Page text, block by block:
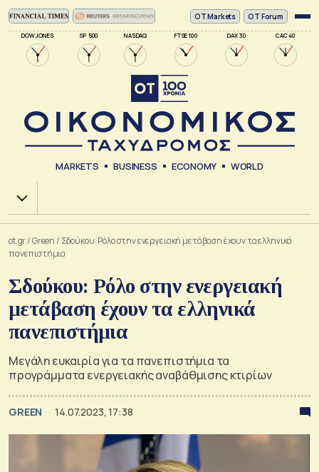
DOW JONES SP 500 NASDAQ FTSE 100 DAX 30 CAC 40
ΟΤ Markets OT Forum
MARKETS BUSINESS ECONOMY WORLD
Χ.Α.
ot.gr/Green / Σδούκου: Ρόλο στην ενεργειακή μετάβαση έχουν τα ελληνικά
πανεπιστήμια
Σδούκου: Ρόλο στην ενεργειακή
μετάβαση έχουν τα ελληνικά
πανεπιστήμια
Μεγάλη ευκαιρία για τα πανεπιστήμια τα
προγράμματα ενεργειακής αναβάθμισης κτιρίων
GREEN 14.07.2023, 17:38